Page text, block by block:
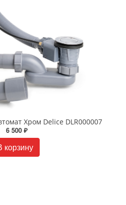
Хром Delice DLR000007
6 500 ₽
корзину